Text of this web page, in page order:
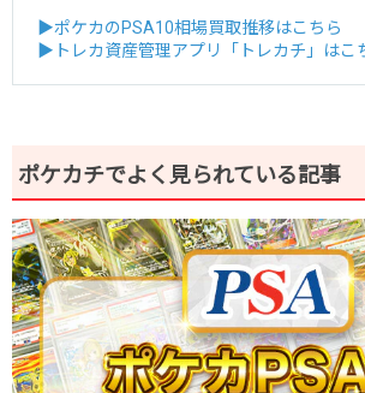
▶ポケカのPSA10相場買取推移はこちら
▶トレカ資産管理アプリ「トレカチ」はこ
ポケカチでよく見られている記事